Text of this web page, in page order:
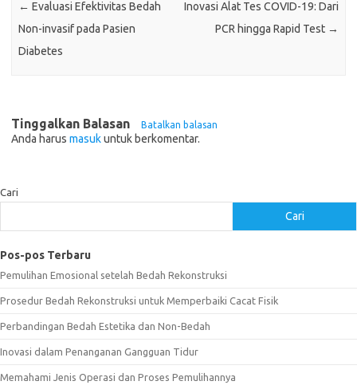
← Evaluasi Efektivitas Bedah
Non-invasif pada Pasien
Diabetes
Inovasi Alat Tes COVID-19: Dari
PCR hingga Rapid Test →
Tinggalkan Balasan Batalkan balasan
Anda harus masukuntuk berkomentar.
Cari
Cari
Pos-pos Terbaru
Pemulihan Emosional setelah Bedah Rekonstruksi
Prosedur Bedah Rekonstruksi untuk Memperbaiki Cacat Fisik
Perbandingan Bedah Estetika dan Non-Bedah
Inovasi dalam Penanganan Gangguan Tidur
Memahami Jenis Operasi dan Proses Pemulihannya